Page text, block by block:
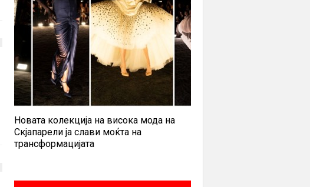
Новата колекција на висока мода на
Скјапарели ја слави моќта на
трансформацијата